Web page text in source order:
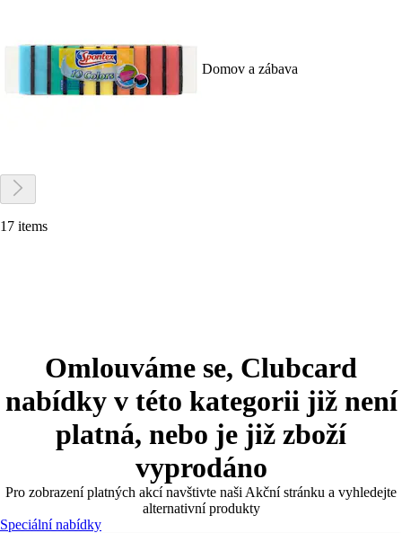
Domov a zábava
17 items
Omlouváme se, Clubcard
nabídky v této kategorii již není
platná, nebo je již zboží
vyprodáno
Pro zobrazení platných akcí navštivte naši Akční stránku a vyhledejte
alternativní produkty
Speciální nabídky